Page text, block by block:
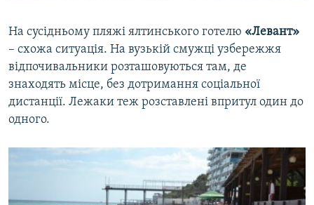
На сусідньому пляжі ялтинського готелю «Левант»
– схожа ситуація. На вузькій смужці узбережжя
відпочивальники розташовуються там, де
знаходять місце, без дотримання соціальної
дистанції. Лежаки теж розставлені впритул один до
одного.